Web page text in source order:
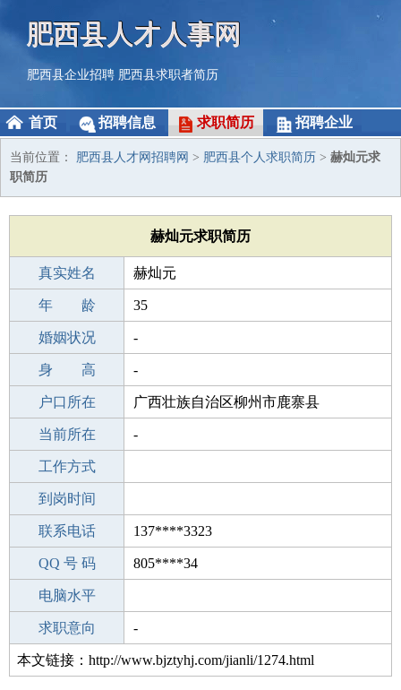
肥西县人才人事网
肥西县企业招聘 肥西县求职者简历
首页 招聘信息 求职简历 招聘企业
当前位置： 肥西县人才网招聘网 > 肥西县个人求职简历 > 赫灿元求
职简历
赫灿元求职简历
真实姓名 赫灿元
性 别 男
年 龄 35
出生年月 1991-03-06
婚姻状况 -
学 历 成人教育
身 高 -
毕业学校 福建省福安市成人中等专业学校
户口所在 广西壮族自治区柳州市鹿寨县
所学专业 -
当前所在 -
工作经验
工作方式
驾 照
到岗时间
期望月薪
联系电话 137****3323
手机号码 137****3323
QQ 号 码 805****34
微信号码
电脑水平
外语水平
求职意向 -
本文链接：http://www.bjztyhj.com/jianli/1274.html